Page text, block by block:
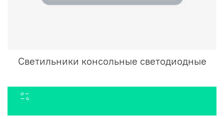
Светильники консольные светодиодные